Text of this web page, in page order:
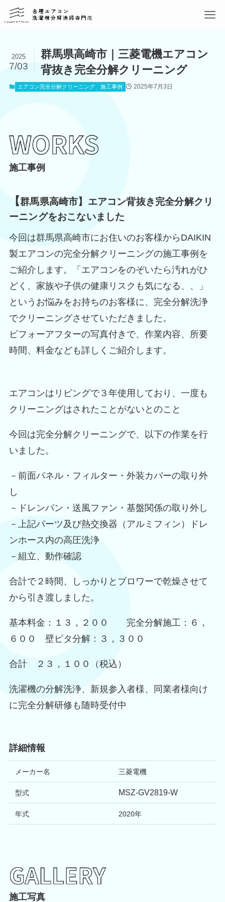
群馬県高崎市｜三菱電機エアコン
背抜き完全分解クリーニング
2025
7/03
エアコン完全分解クリーニング 施工事例 2025年7月3日
施工事例
【群馬県高崎市】エアコン背抜き完全分解クリ
ーニングをおこないました
今回は群馬県高崎市にお住いのお客様からDAIKIN
製エアコンの完全分解クリーニングの施工事例を
ご紹介します。「エアコンをのぞいたら汚れがひ
どく、家族や子供の健康リスクも気になる、、」
というお悩みをお持ちのお客様に、完全分解洗浄
でクリーニングさせていただきました。
ビフォーアフターの写真付きで、作業内容、所要
時間、料金なども詳しくご紹介します。
エアコンはリビングで３年使用しており、一度も
クリーニングはされたことがないとのこと
今回は完全分解クリーニングで、以下の作業を行
いました。
－前面パネル・フィルター・外装カバーの取り外
し
－ドレンパン・送風ファン・基盤関係の取り外し
－上記パーツ及び熱交換器（アルミフィン）ドレ
ンホース内の高圧洗浄
－組立、動作確認
合計で２時間、しっかりとブロワーで乾燥させて
から引き渡しました。
基本料金：１３，２００ 完全分解施工：６，
６００ 壁ピタ分解：３，３００
合計 ２３，１００（税込）
洗濯機の分解洗浄、新規参入者様、同業者様向け
に完全分解研修も随時受付中
詳細情報
メーカー名 三菱電機
型式 MSZ-GV2819-W
年式 2020年
施工写真